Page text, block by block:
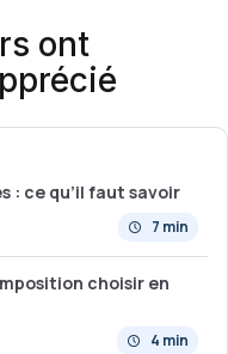
ont
: ce qu’il faut savoir
7 min
choisir en
4 min